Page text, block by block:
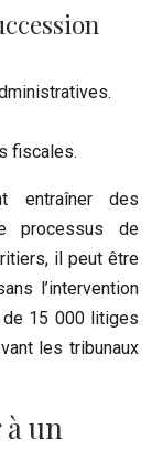
fiscales.
entraîner des
processus de
il peut être
l’intervention
de 15 000 litiges
les tribunaux
un